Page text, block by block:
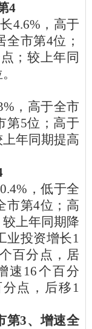
4
4.6%，高于
市第4位；
；较上年同
，高于全市
第5位；高于
年同期提高
，低于全
市第4位；高
上年同期降
业投资增长1
百分点，居
速16个百分
点，后移1
第3、增速全